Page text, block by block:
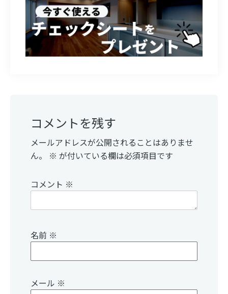
Interactions
コメントを残す
メールアドレスが公開されることはありませ
ん。
※ が付いている欄は必須項目です
コメント ※
名前 ※
メール ※